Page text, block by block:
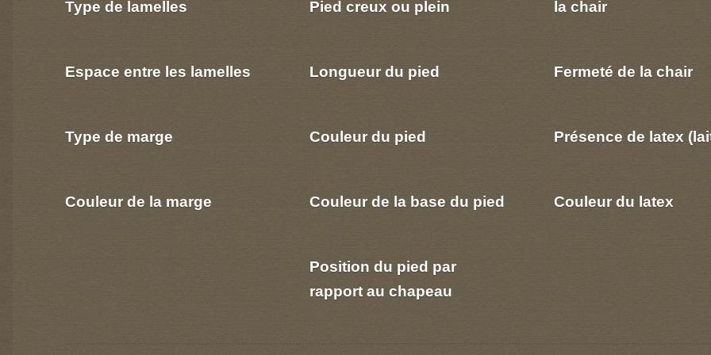
Type de lamelles
Espace entre les lamelles
Type de marge
Couleur de la marge
Pied creux ou plein
Longueur du pied
Couleur du pied
Couleur de la base du pied
Position du pied par
rapport au chapeau
la chair
Fermeté de la chair
Présence de latex
Couleur du latex